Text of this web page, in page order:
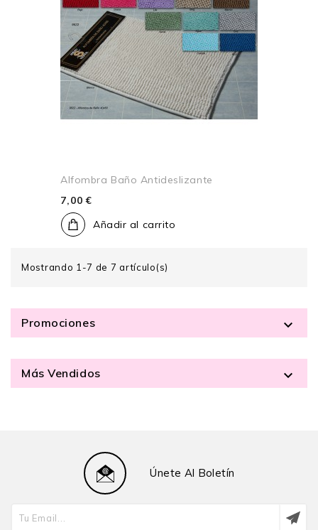
Alfombra Baño Antideslizante
7,00 €
Añadir al carrito
Mostrando 1-7 de 7 artículo(s)
Promociones 
Más Vendidos 
Únete Al Boletín